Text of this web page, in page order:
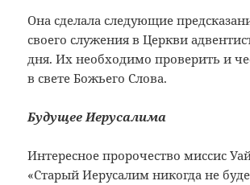
Она сделала следующие
своего служения в Церкви
дня. Их необходимо проверить и
в свете Божьего Слова.
Будущее Иерусалима
Интересное пророчество миссис
«Старый Иерусалим никогда не